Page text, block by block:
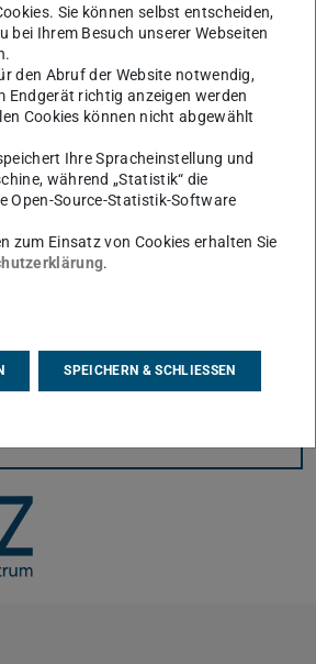
Angaben zu
personenbezogener
erlaubt.
wie Nutzungsbedingungen
finden Sie auf unseren
Sie können selbst entscheiden,
bei Ihrem Besuch unserer Webseiten
den Abruf der Website notwendig,
Endgerät richtig anzeigen werden
Cookies können nicht abgewählt
Ihre Spracheinstellung und
während „Statistik“ die
Open-Source-Statistik-Software
zum Einsatz von Cookies erhalten Sie
.
SPEICHERN & SCHLIESSEN